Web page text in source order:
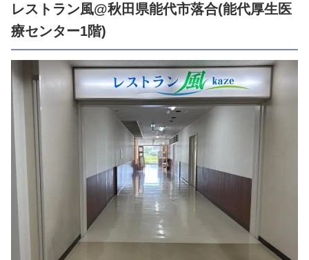
レストラン風@秋田県能代市落合(能代厚生医
療センター1階)